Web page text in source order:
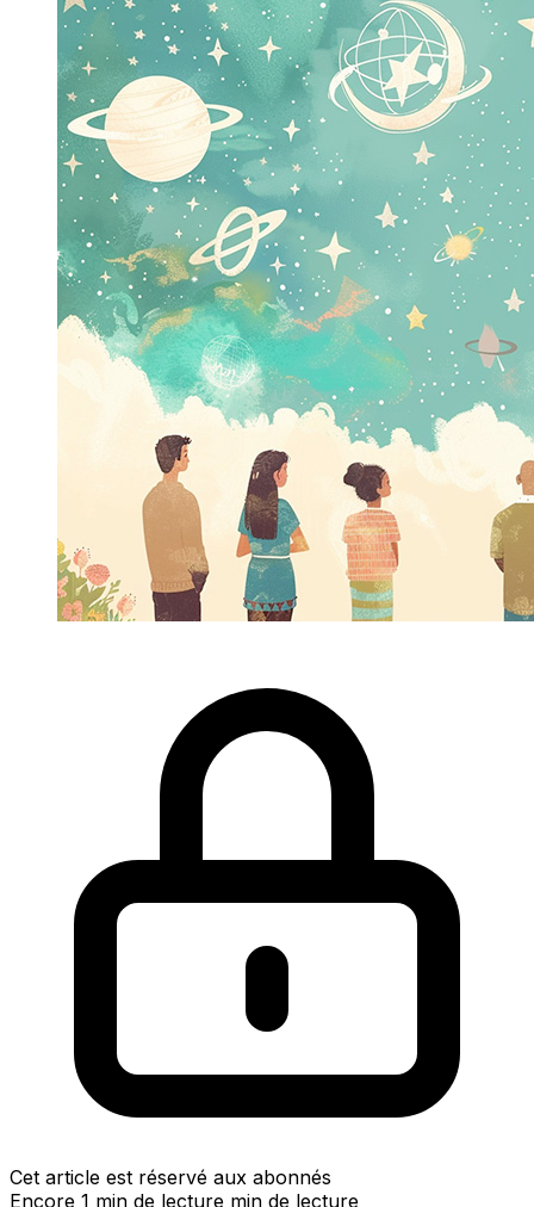
Cet article est réservé aux abonnés
Encore 1 min de lecture min de lecture